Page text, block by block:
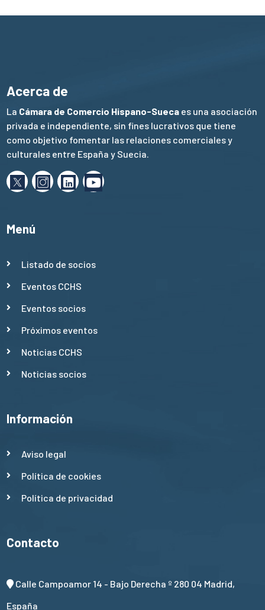
Acerca de
La Cámara de Comercio Hispano-Sueca es una asociación
privada e independiente, sin fines lucrativos que tiene
como objetivo fomentar las relaciones comerciales y
culturales entre España y Suecia.
Menú
Listado de socios
Eventos CCHS
Eventos socios
Próximos eventos
Noticias CCHS
Noticias socios
Información
Aviso legal
Política de cookies
Política de privacidad
Contacto
Calle Campoamor 14 - Bajo Derecha º 280 04 Madrid,
España